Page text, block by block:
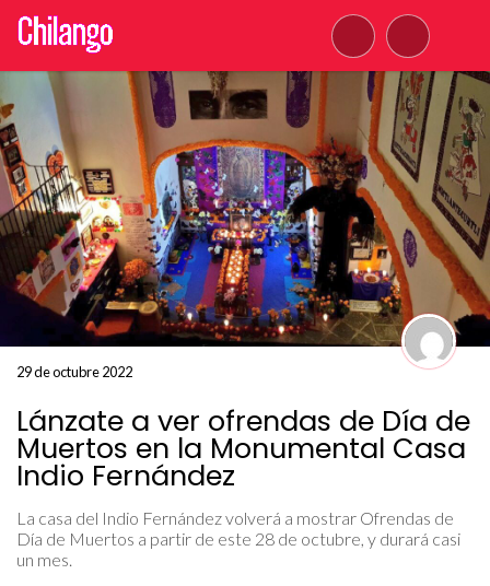
29 de octubre 2022
Lánzate a ver ofrendas de Día de
Muertos en la Monumental Casa
Indio Fernández
La casa del Indio Fernández volverá a mostrar Ofrendas de
Día de Muertos a partir de este 28 de octubre, y durará casi
un mes.